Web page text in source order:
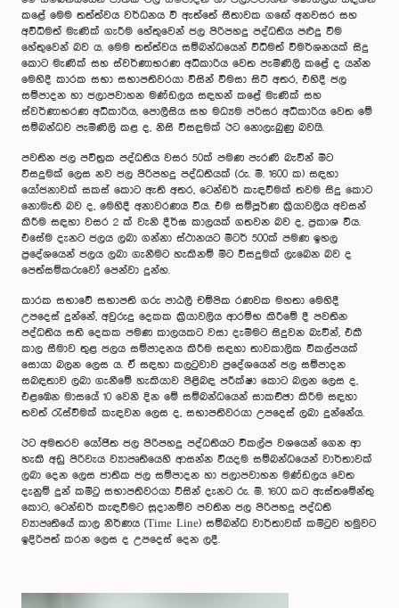
කළේ මෙම තත්ත්වය වර්ධනය වී ඇත්තේ සීතාවක ග‍ඟේ අනවසර සහ
අවිධිමත් මැණික් ගැරීම හේතුවෙන් ජල පිරිපහදු පද්ධතිය පළුදු වීම
හේතුවෙන් බව ය. මෙම තත්ත්වය සම්බන්ධයෙන් විධිමත් විමර්ශනයක් සිදු
කොට මැණික් සහ ස්වර්ණාභරණ අධිකාරිය වෙත පැමිණිලි කළේ ද යන්න
මෙහිදී කාරක සභා සභාපතිවරයා විසින් විමසා සිටි අතර, එහිදී ජල
සම්පාදන හා ජලාපවාහන මණ්ඩලය සඳහන් කළේ මැණික් සහ
ස්වර්ණාභරණ අධිකාරිය, පොලීසිය සහ මධ්‍යම පරිසර අධිකාරිය වෙත මේ
සම්බන්ධව පැමිණිලි කළ ද, නිසි විසඳුමක් ඊට නොලැබුණු බවයි.
පවතින ජල පවිත්‍රක පද්ධතිය වසර 50ක් පමණ පැරණි බැවින් මීට
විසදුමක් ලෙස නව ජල පිරිපහදු පද්ධතියක් (රු. මි. 1600 ක) සඳහා
යෝජනාවක් සකස් කොට ඇති අතර, ටෙන්ඩර් කැඳවීමක් තවම සිදු කොට
නොමැති බව ද, මෙහිදී අනාවරණය විය. එම සම්පූර්ණ ක්‍රියාවලිය අවසන්
කිරීම සඳහා වසර 2 ක් වැනි දීර්ඝ කාලයක් ගතවන බව ද, ප්‍රකාශ විය.
එසේම දැනට ජලය ලබා ගන්නා ස්ථානයට මීටර් 500ක් පමණ ඉහල
ප්‍රදේශයෙන් ජලය ලබා ගැනීමට හැකිනම් මීට විසදුමක් ලැබෙන බව ද
පෙත්සම්කරුවෝ පෙන්වා දුන්හ.
කාරක සභාවේ සභාපති ගරු පාඨලී චම්පික රණවක මහතා මෙහිදී
උපදෙස් දුන්නේ, අවුරුදු දෙකක ක්‍රියාවලිය ආරම්භ කිරීමේ දී පවතින
පද්ධතිය සති දෙකක පමණ කාලයකට වසා දැමීමට සිදුවන බැවින්, එකී
කාල සීමාව තුළ ජලය සම්පාදනය කිරීම සඳහා තාවකාලික විකල්පයක්
සොයා බලන ලෙස ය. ඒ සඳහා කලටුවාව ප්‍රදේශයෙන් ජල සම්පාදන
සබඳතාව ලබා ගැනීමේ හැකියාව පිළිබඳ පරීක්ෂා කොට බලන ලෙස ද,
එළඹෙන මාසයේ 10 වෙනි දින මේ සම්බන්ධයෙන් සාකච්ඡා කිරීම සඳහා
තවත් රැස්වීමක් කැඳවන ලෙස ද, සභාපතිවරයා උපදෙස් ලබා දුන්නේය.
ඊට අමතරව යෝජිත ජල පිරිපහදු පද්ධතියට විකල්ප වශයෙන් ගෙන ආ
හැකි අඩු පිරිවැය ව්‍යාපෘතියෙහි ආසන්න වියදම සම්බන්ධයෙන් වාර්තාවක්
ලබා දෙන ලෙස ජාතික ජල සම්පාදන හා ජලාපවාහන මණ්ඩලය වෙත
දැනුම් දුන් කමිටු සභාපතිවරයා විසින් දැනට රු. මි. 1600 කට ඇස්තමේන්තු
කොට, ටෙන්‍ඩර් කැඳවීමට සූදානම්ව පවතින ජල පිරිපහදු පද්ධති
ව්‍යාපෘතියේ කාල නිර්ණය (Time Line) සම්බන්ධ වාර්තාවක් කමිටුව හමුවට
ඉදිරිපත් කරන ලෙස ද උපදෙස් දෙන ලදී.